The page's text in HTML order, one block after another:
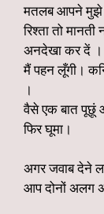
मतलब आपने मुझे
रिश्ता तो
अनदेखा कर दें ।
मैं पहन लूँगी।
।
वैसे एक बात पूछूं
फिर घूमा।
अगर जवाब देने
आप दोनों अलग